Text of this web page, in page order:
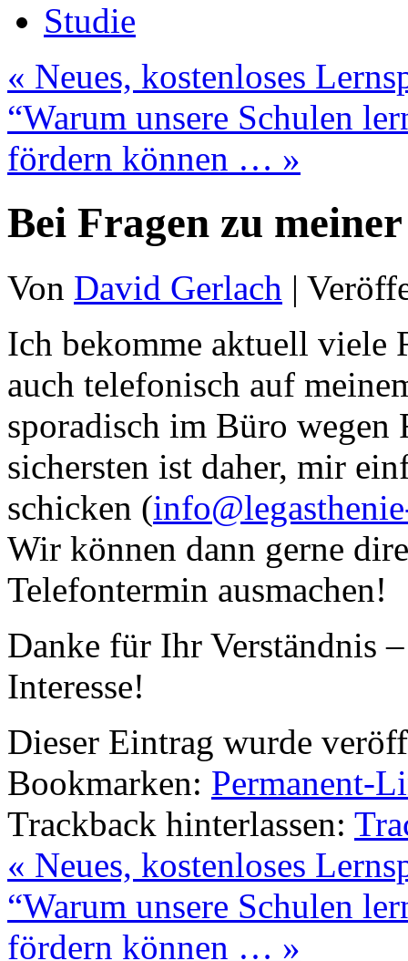
Studie
« Neues, kostenloses
“Warum unsere Schulen
fördern können … »
Bei Fragen zu
Von David Gerlach |
Ich bekomme aktuell viele
auch telefonisch auf
sporadisch im Büro wegen
sichersten ist daher, mir
schicken (
Wir können dann gerne
Telefontermin ausmachen!
Danke für Ihr Verständnis
Interesse!
Dieser Eintrag wurde
Bookmarken: Permanent-
Trackback hinterlassen:
« Neues, kostenloses
“Warum unsere Schulen
fördern können … »